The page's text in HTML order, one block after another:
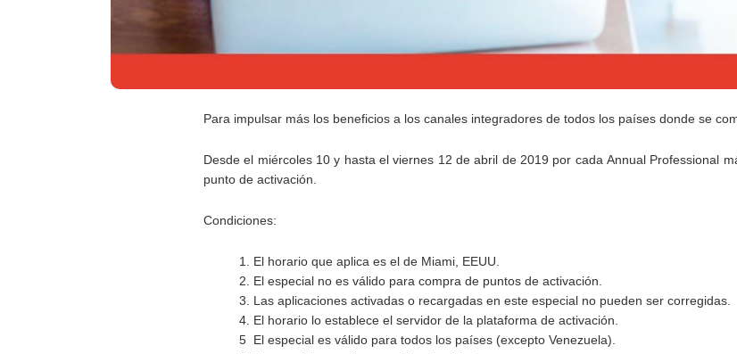
Para impulsar más los beneficios a los canales integradores de todos los países donde se
Desde el miércoles 10y hasta el viernes 12de abril de 2019 por cadaAnnual Professional
punto de activación.
Condiciones:
1. El horario que aplica es el de Miami, EEUU.
2. El especial no es válido para compra de puntos de activación.
3. Las aplicaciones activadas o recargadas en este especial no pueden ser corregidas.
4. El horario lo establece el servidor de la plataforma de activación.
5 El especial es válido para todos los países (excepto Venezuela).